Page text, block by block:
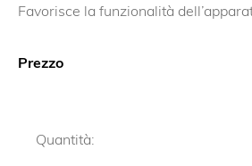
Favorisce la funzionalità
Prezzo
Quantità: